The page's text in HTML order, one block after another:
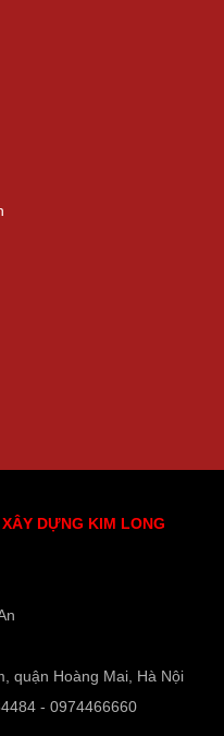
DỰNG KIM LONG
quận Hoàng Mai, Hà Nội
- 0974466660